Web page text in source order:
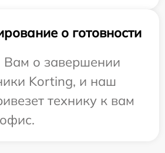
о готовности
о завершении
Korting, и наш
технику к вам